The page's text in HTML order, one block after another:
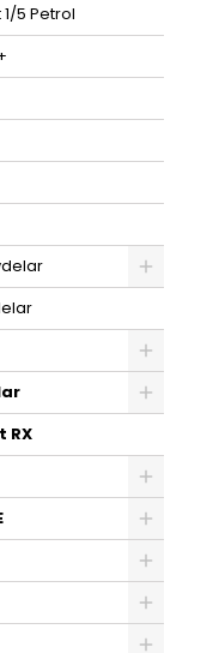
5 Petrol
RX